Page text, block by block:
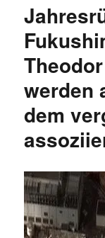
werden
dem